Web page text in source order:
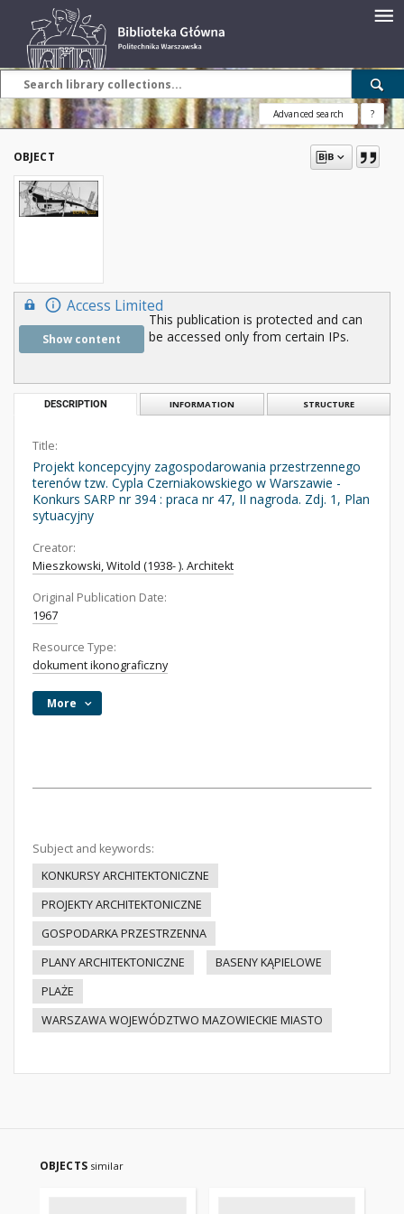
Advanced search ?
OBJECT
Access Limited
Show content
This publication is protected and can
be accessed only from certain IPs.
DESCRIPTION INFORMATION STRUCTURE
Title:
Projekt koncepcyjny zagospodarowania przestrzennego
terenów tzw. Cypla Czerniakowskiego w Warszawie -
Konkurs SARP nr 394 : praca nr 47, II nagroda. Zdj. 1, Plan
sytuacyjny
Creator:
Mieszkowski, Witold (1938- ). Architekt
Original Publication Date:
1967
Resource Type:
dokument ikonograficzny
More
Subject and keywords:
KONKURSY ARCHITEKTONICZNE
PROJEKTY ARCHITEKTONICZNE
GOSPODARKA PRZESTRZENNA
PLANY ARCHITEKTONICZNE
BASENY KĄPIELOWE
PLAŻE
WARSZAWA WOJEWÓDZTWO MAZOWIECKIE MIASTO
OBJECTS similar